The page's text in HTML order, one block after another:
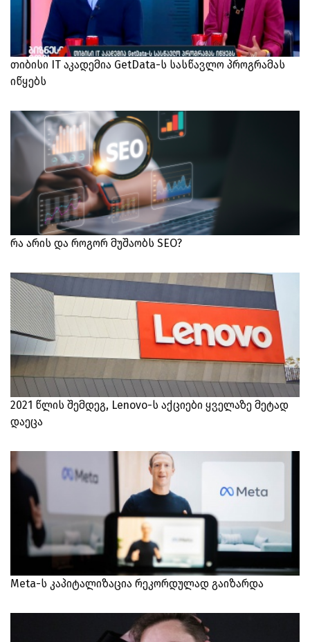
თიბისი IT აკადემია GetData-ს სასწავლო პროგრამას
იწყებს
რა არის და როგორ მუშაობს SEO?
2021 წლის შემდეგ, Lenovo-ს აქციები ყველაზე მეტად
დაეცა
Meta-ს კაპიტალიზაცია რეკორდულად გაიზარდა